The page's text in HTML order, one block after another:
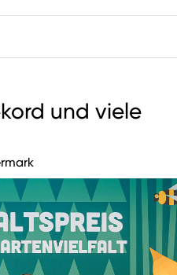
und viele